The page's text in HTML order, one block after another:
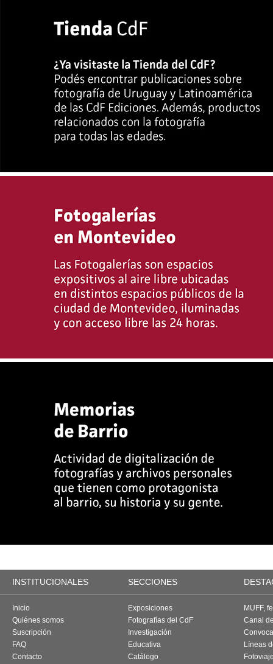
INSTITUCIONALES SECCIONES
Inicio
Quiénes somos
Suscripción
FAQ
Contacto
Exposiciones
Fotografías del CdF
Investigación
Educativa
Catálogo
MUFF,
Canal
Líneas